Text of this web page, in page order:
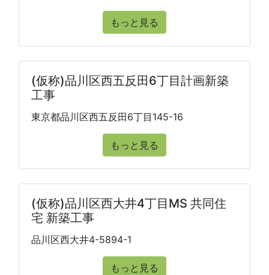
もっと見る
(仮称)品川区西五反田6丁目計画新築
工事
東京都品川区西五反田6丁目145-16
もっと見る
(仮称)品川区西大井4丁目MS 共同住
宅 新築工事
品川区西大井4-5894-1
もっと見る